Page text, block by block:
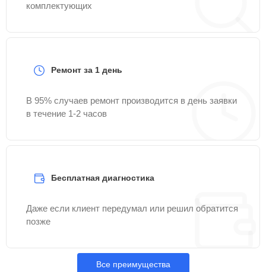
комплектующих
Ремонт за 1 день
В 95% случаев ремонт производится в день заявки
в течение 1-2 часов
Бесплатная диагностика
Даже если клиент передумал или решил обратится
позже
Все преимущества